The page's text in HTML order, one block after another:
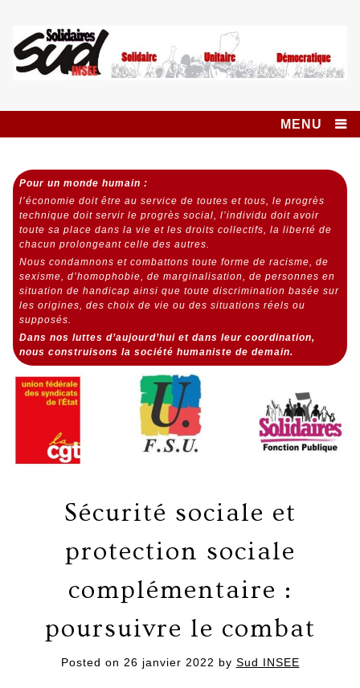
content
Syndicat SUD
INSEE SOLIDAIRES
MENU
Pour un monde humain :
l’économie doit être au service de toutes et tous,le progrès
technique doit servir le progrès social,l’individu doit avoir
toute sa place dans la vie et les droits collectifs, la liberté de
chacun prolongeant celle des autres.
Nous condamnons et combattons toute forme de racisme, de
sexisme, d’homophobie, de marginalisation, de personnes en
situation de handicap ainsi que toute discrimination basée sur
les origines, des choix de vie ou des situations réels ou
supposés.
Dans nos luttes d’aujourd’hui et dans leur coordination,
nous construisons la société humaniste de demain.
Sécurité sociale et
protection sociale
complémentaire :
poursuivre le combat
Posted on 26 janvier 2022 by Sud INSEE